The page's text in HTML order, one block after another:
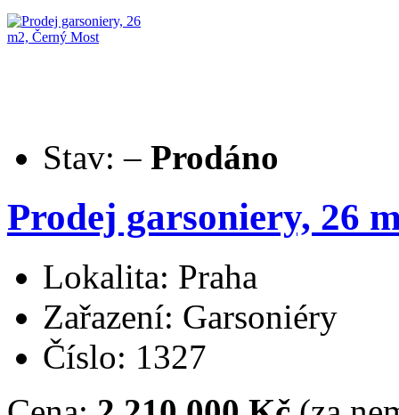
Stav: – Prodáno
Prodej garsoniery, 26
Lokalita: Praha
Zařazení: Garsoniéry
Číslo: 1327